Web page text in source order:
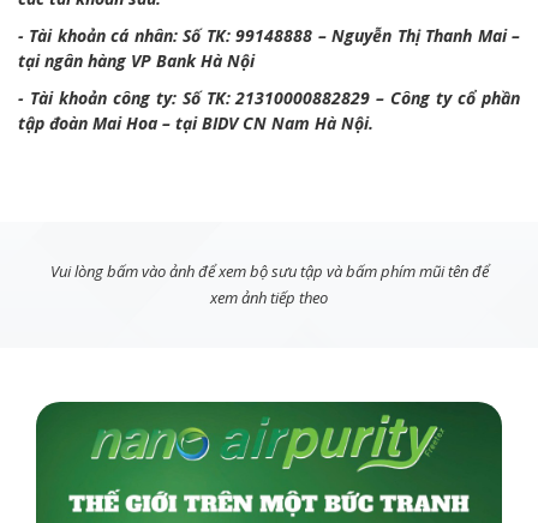
- Tài khoản cá nhân: Số TK: 99148888 – Nguyễn Thị Thanh Mai –
tại ngân hàng VP Bank Hà Nội
- Tài khoản công ty: Số TK: 21310000882829 – Công ty cổ phần
tập đoàn Mai Hoa – tại BIDV CN Nam Hà Nội.
Vui lòng bấm vào ảnh để xem bộ sưu tập và bấm phím mũi tên để
xem ảnh tiếp theo